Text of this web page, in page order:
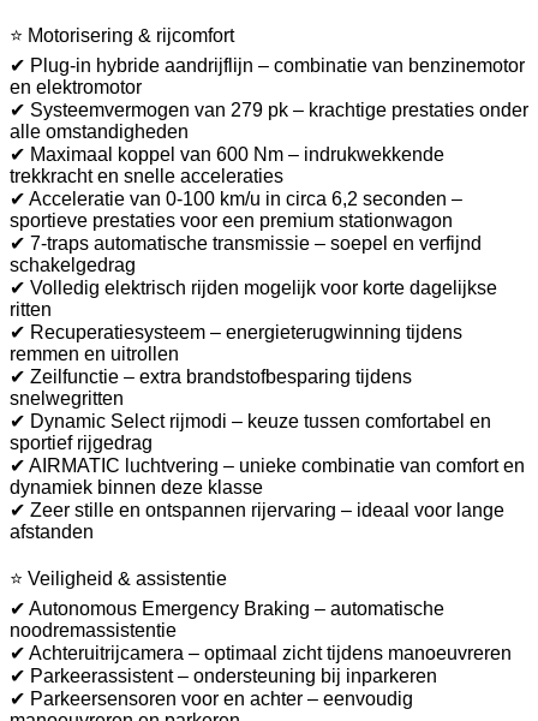
⭐ Motorisering & rijcomfort
✔ Plug-in hybride aandrijflijn – combinatie van benzinemotor
en elektromotor
✔ Systeemvermogen van 279 pk – krachtige prestaties onder
alle omstandigheden
✔ Maximaal koppel van 600 Nm – indrukwekkende
trekkracht en snelle acceleraties
✔ Acceleratie van 0-100 km/u in circa 6,2 seconden –
sportieve prestaties voor een premium stationwagon
✔ 7-traps automatische transmissie – soepel en verfijnd
schakelgedrag
✔ Volledig elektrisch rijden mogelijk voor korte dagelijkse
ritten
✔ Recuperatiesysteem – energieterugwinning tijdens
remmen en uitrollen
✔ Zeilfunctie – extra brandstofbesparing tijdens
snelwegritten
✔ Dynamic Select rijmodi – keuze tussen comfortabel en
sportief rijgedrag
✔ AIRMATIC luchtvering – unieke combinatie van comfort en
dynamiek binnen deze klasse
✔ Zeer stille en ontspannen rijervaring – ideaal voor lange
afstanden
⭐ Veiligheid & assistentie
✔ Autonomous Emergency Braking – automatische
noodremassistentie
✔ Achteruitrijcamera – optimaal zicht tijdens manoeuvreren
✔ Parkeerassistent – ondersteuning bij inparkeren
✔ Parkeersensoren voor en achter – eenvoudig